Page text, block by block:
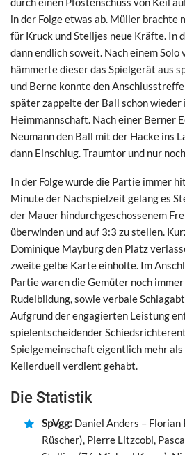
in der Folge etwas ab. Müller brachte
für Kruck und Stelljes neue Kräfte. In
dann endlich soweit. Nach einem Solo
hämmerte dieser das Spielgerät aus
und Berne konnte den
später zappelte der Ball schon wieder
Heimmannschaft. Nach einer Berner
Neumann den Ball mit der Hacke ins
dann Einschlug. Traumtor und nur
In der Folge wurde die Partie immer
Minute der Nachspielzeit gelang es
der Mauer hindurchgeschossenem
überwinden und auf 3:3 zu stellen.
Dominique Mayburg den Platz
zweite gelbe Karte einholte. Im
Partie waren die Gemüter noch
Rudelbildung, sowie verbale
Aufgrund der engagierten Leistung
spielentscheidender
Spielgemeinschaft eigentlich mehr
Kellerduell verdient gehabt.
Die Statistik
SpVgg: Daniel Anders – Florian
Rüscher), Pierre Litzcobi,